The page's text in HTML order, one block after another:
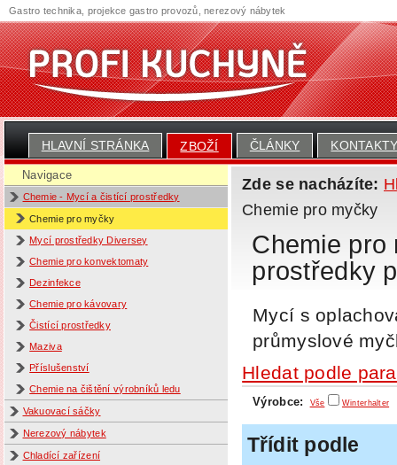
HLAVNÍ STRÁNKA ZBOŽÍ ČLÁNKY
Navigace
Chemie - Mycí a čistící prostředky
Chemie pro myčky
Mycí prostředky Diversey
Chemie pro konvektomaty
Dezinfekce
Chemie pro kávovary
Čistící prostředky
Maziva
Příslušenství
Chemie na čištění výrobníků ledu
Vakuovací sáčky
Nerezový nábytek
Chladící zařízení
Zde se nacházíte:
Chemie pro myčky
Chemie pro
prostředky
Mycí s
průmyslové
Hledat podle
Výrobce: Vše Winterhalter
Třídit podle
Gastro technika, projekce gastro provozů, nerezový nábytek